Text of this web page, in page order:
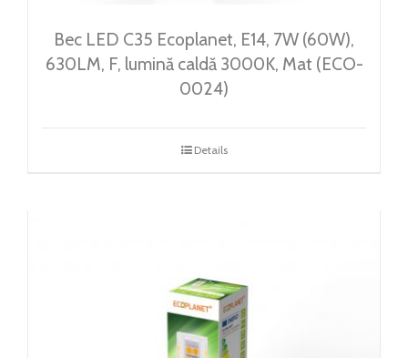
Bec LED C35 Ecoplanet, E14, 7W (60W),
630LM, F, lumină caldă 3000K, Mat (ECO-
0024)
Details